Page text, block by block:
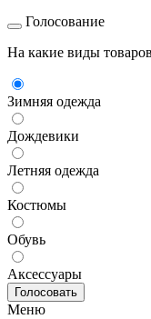
Голосование
На какие виды
Зимняя одежда
Дождевики
Летняя одежда
Костюмы
Обувь
Аксессуары
Меню